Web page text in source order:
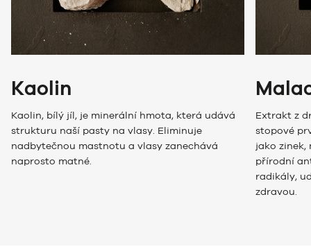
Kaolin
Kaolin, bílý jíl, je minerální hmota, která udává
strukturu naší pasty na vlasy. Eliminuje
nadbytečnou mastnotu a vlasy zanechává
naprosto matné.
Extrakt z
stopové
jako zinek,
přírodní
radikály,
zdravou.